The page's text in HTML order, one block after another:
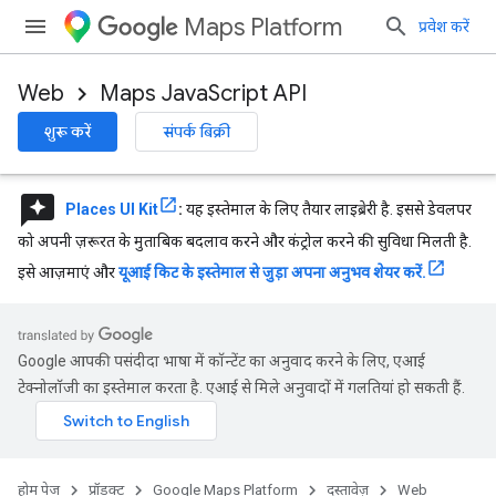
Maps Platform प्रवेश करें
Web Maps JavaScript API
शुरू करें संपर्क बिक्री
reviews Places UI Kit : यह इस्तेमाल के लिए तैयार लाइब्रेरी है. इससे डेवलपर
को अपनी ज़रूरत के मुताबिक बदलाव करने और कंट्रोल करने की सुविधा मिलती है.
इसे आज़माएं औरयूआई किट के इस्तेमाल से जुड़ा अपना अनुभव शेयर करें.
Google आपकी पसंदीदा भाषा में कॉन्टेंट का अनुवाद करने के लिए, एआई
टेक्नोलॉजी का इस्तेमाल करता है. एआई से मिले अनुवादों में गलतियां हो सकती हैं.
होम पेज प्रॉडक्ट Google Maps Platform दस्तावेज़
Web